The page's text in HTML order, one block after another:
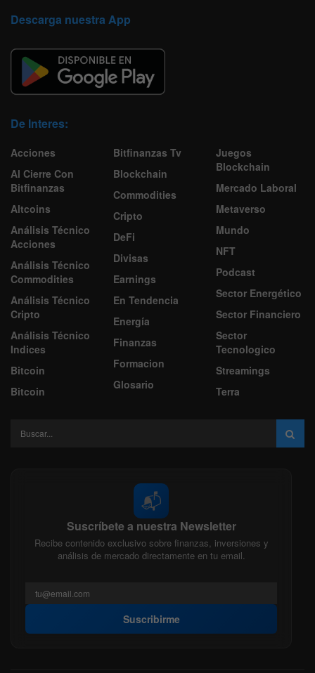
Descarga nuestra App
De Interes:
Acciones
Al Cierre Con
Bitfinanzas
Altcoins
Análisis Técnico
Acciones
Análisis Técnico
Commodities
Análisis Técnico
Cripto
Análisis Técnico
Indices
Bitcoin
Bitcoin
Bitfinanzas Tv
Blockchain
Commodities
Cripto
DeFi
Divisas
Earnings
En Tendencia
Energía
Finanzas
Formacion
Glosario
Juegos
Blockchain
Mercado Laboral
Metaverso
Mundo
NFT
Podcast
Sector Energético
Sector Financiero
Sector
Tecnologico
Streamings
Terra
📬
Suscríbete a nuestra Newsletter
Recibe contenido exclusivo sobre finanzas, inversiones y
análisis de mercado directamente en tu email.
Suscribirme